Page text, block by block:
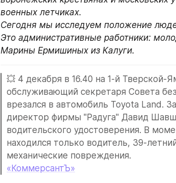
военных летчиках.
Сегодня мы исследуем положение
Это административные работники:
Марины Ермишиных из Калуги.
💥 4 декабря в 16.40 на 1-й Тверской-
обслуживающий секретаря Совета
врезался в автомобиль Toyota Land.
директор фирмы "Радуга" Давид
водительского удостоверения. В
находился только водитель, 39-
механические повреждения.
«КоммерсантЪ»